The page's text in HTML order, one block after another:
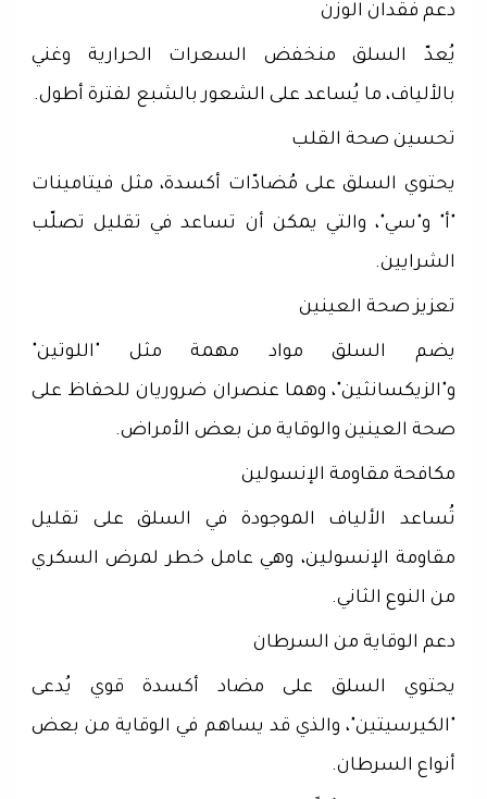
دعم فقدان الوزن
يُعدّ السلق منخفض السعرات الحرارية وغني
بالألياف، ما يُساعد على الشعور بالشبع لفترة أطول.
تحسين صحة القلب
يحتوي السلق على مُضادّات أكسدة، مثل فيتامينات
"أ" و"سي"، والتي يمكن أن تساعد في تقليل تصلّب
الشرايين.
تعزيز صحة العينين
يضم السلق مواد مهمة مثل "اللوتين"
و"الزيكسانثين"، وهما عنصران ضروريان للحفاظ على
صحة العينين والوقاية من بعض الأمراض.
مكافحة مقاومة الإنسولين
تُساعد الألياف الموجودة في السلق على تقليل
مقاومة الإنسولين، وهي عامل خطر لمرض السكري
من النوع الثاني.
دعم الوقاية من السرطان
يحتوي السلق على مضاد أكسدة قوي يُدعى
"الكيرسيتين"، والذي قد يساهم في الوقاية من بعض
أنواع السرطان.